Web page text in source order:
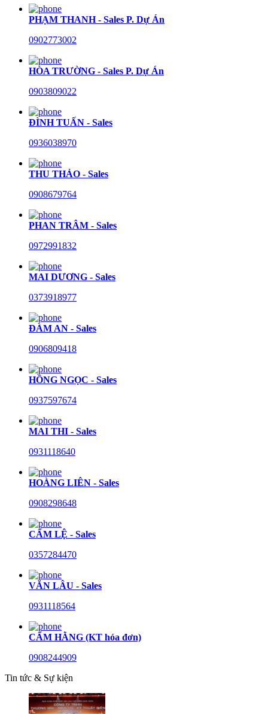
PHẠM THANH - Sales P. Dự Án
0902773002
HÒA TRƯỜNG - Sales P. Dự Án
0903809022
ĐÌNH TUẤN - Sales
0936038970
THU THẢO - Sales
0908679764
PHAN TRÂM - Sales
0972991832
MAI DƯƠNG - Sales
0373918977
ĐÀM AN - Sales
0906809418
HỒNG NGỌC - Sales
0937597674
MAI THI - Sales
0931118640
HOÀNG LIÊN - Sales
0908298648
CẨM LỆ - Sales
0357284470
VĂN LÂU - Sales
0931118564
CẨM HẰNG (KT hóa đơn)
0908244909
Tin tức & Sự kiện